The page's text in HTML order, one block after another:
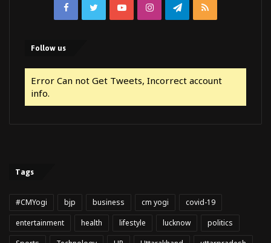
FacebookTwitterYouTubeInstagramTelegram
RSS
Follow us
Error Can not Get Tweets, Incorrect account
info.
Tags
#CMYogi bjp business cm yogi
covid-19
entertainment
health lifestyle lucknow
politics